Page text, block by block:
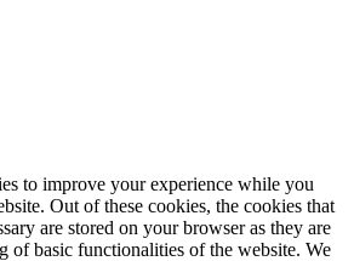
to improve your experience while you
Out of these cookies, the cookies that
are stored on your browser as they are
of basic functionalities of the website. We